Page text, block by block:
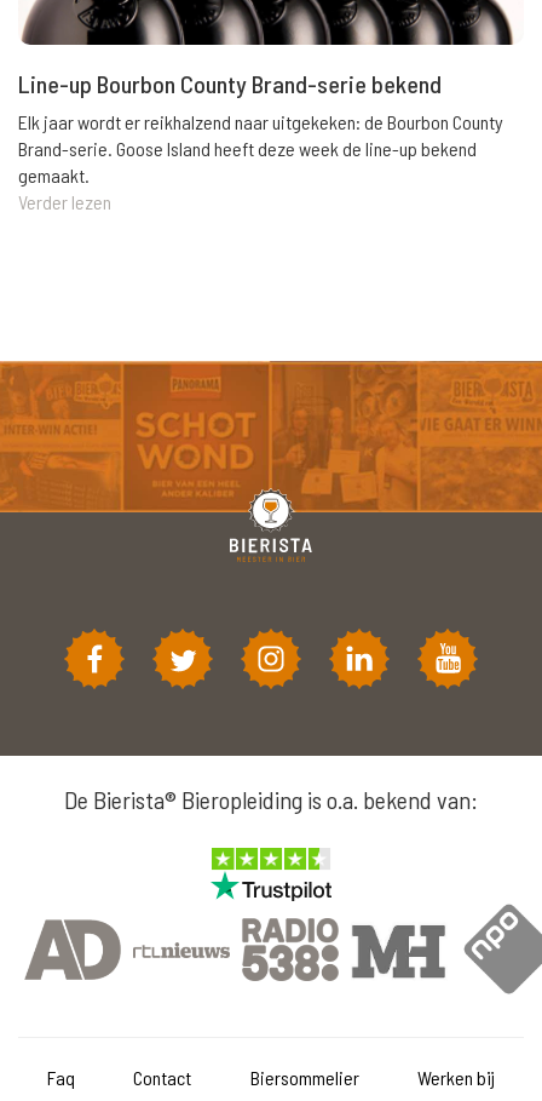
Line-up Bourbon County Brand-serie bekend
Elk jaar wordt er reikhalzend naar uitgekeken: de Bourbon County
Brand-serie. Goose Island heeft deze week de line-up bekend
gemaakt.
Verder lezen
De Bierista® Bieropleiding is o.a. bekend van:
Faq Contact Biersommelier Werken bij